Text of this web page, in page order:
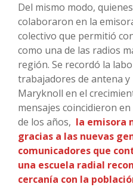
Del mismo modo,
colaboraron en la
colectivo que permitió
como una de las radios
región. Se recordó la
trabajadores de antena
Maryknoll en el
mensajes coincidieron
de los años, la emisora
gracias a las nuevas
comunicadores que
una escuela radial
cercanía con la